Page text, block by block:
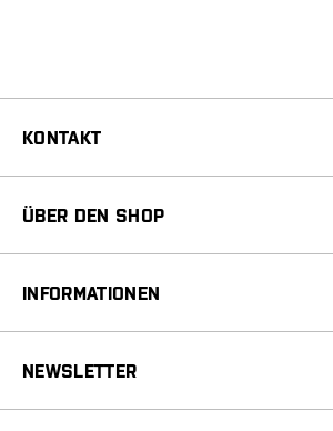
KONTAKT
ÜBER DEN SHOP
INFORMATIONEN
NEWSLETTER